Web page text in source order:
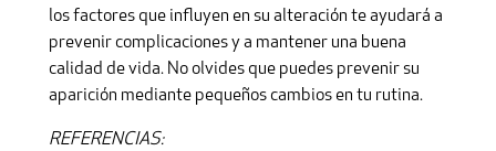
los factores que influyen en su alteración te ayudará a
prevenir complicaciones y a mantener una buena
calidad de vida. No olvides que puedes prevenir su
aparición mediante pequeños cambios en tu rutina.
REFERENCIAS: